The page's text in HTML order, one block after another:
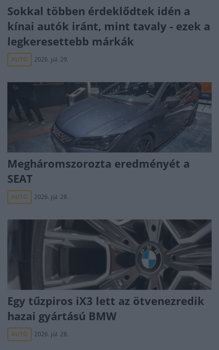
Sokkal többen érdeklődtek idén a
kínai autók iránt, mint tavaly - ezek a
legkeresettebb márkák
AUTÓ 2026. júl. 29.
Megháromszorozta eredményét a
SEAT
AUTÓ 2026. júl. 28.
Egy tűzpiros iX3 lett az ötvenezredik
hazai gyártású BMW
AUTÓ 2026. júl. 28.